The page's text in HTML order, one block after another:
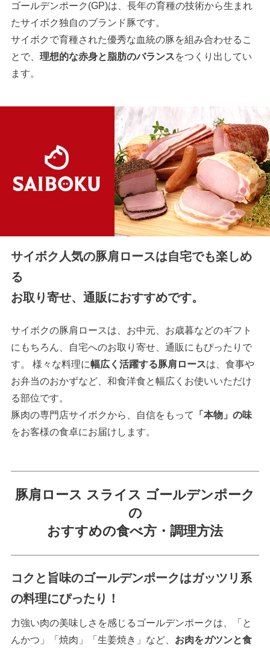
ゴールデンポーク(GP)は、長年の育種の技術から生まれ
たサイボク独自のブランド豚です。
サイボクで育種された優秀な血統の豚を組み合わせるこ
とで、 理想的な赤身と脂肪のバランスをつくり出してい
ます。
サイボク人気の豚肩ロースは自宅でも楽しめ
る
お取り寄せ、通販におすすめです。
サイボクの豚肩ロースは、お中元、お歳暮などのギフト
にもちろん、自宅へのお取り寄せ、通販にもぴったりで
す。 様々な料理に幅広く活躍する豚肩ロースは、食事や
お弁当のおかずなど、和食洋食と幅広くお使いいただけ
る部位です。
豚肉の専門店サイボクから、自信をもって
「本物」の味
をお客様の食卓にお届けします。
豚肩ロース スライス ゴールデンポーク
の
おすすめの食べ方・調理方法
コクと旨味のゴールデンポークはガッツリ系
の料理にぴったり！
力強い肉の美味しさを感じるゴールデンポークは、「と
んかつ」「焼肉」「生姜焼き」など、 お肉をガツンと食